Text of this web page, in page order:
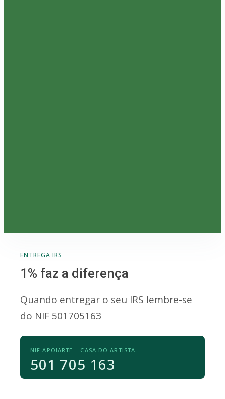
ENTREGA IRS
1% faz a diferença
Quando entregar o seu IRS lembre-se
do NIF 501705163
NIF APOIARTE – CASA DO ARTISTA
501 705 163